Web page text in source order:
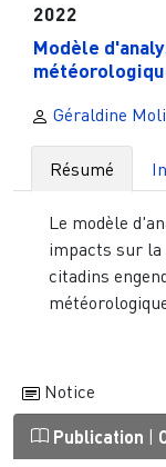
2022
Modèle
Géraldine
Résumé
Le modèle
impacts sur la
citadins
Notice
Publication |